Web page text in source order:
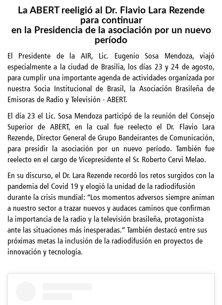
La ABERT reeligió al Dr. Flavio Lara Rezende
para continuar
en la Presidencia de la asociación por un nuevo
período
El Presidente de la AIR, Lic. Eugenio Sosa Mendoza, viajó
especialmente a la ciudad de Brasilia, los días 23 y 24 de agosto,
para cumplir una importante agenda de actividades organizada por
nuestra Socia Institucional de Brasil, la Asociación Brasileña de
Emisoras de Radio y Televisión - ABERT.
El día 23 el Lic. Sosa Mendoza participó de la reunión del Consejo
Superior de ABERT, en la cual fue reelecto el Dr. Flavio Lara
Rezende, Director General de Grupo Bandeirantes de Comunicación,
para presidir la asociación por un nuevo período. También fue
reelecto en el cargo de Vicepresidente el Sr. Roberto Cervi Melao.
En su discurso, el Dr. Lara Rezende recordó los retos surgidos con la
pandemia del Covid 19 y elogió la unidad de la radiodifusión
durante la crisis mundial: “Los momentos adversos siempre animan
a nuestro sector a trazar nuevos y audaces caminos que confirman
la importancia de la radio y la televisión brasileña, protagonista
ante las situaciones más inesperadas.” También destacó entre sus
próximas metas la inclusión de la radiodifusión en proyectos de
innovación y tecnología.